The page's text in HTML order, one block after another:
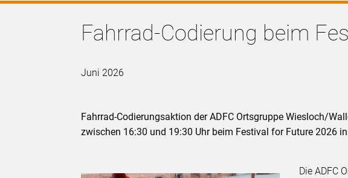
Fahrrad-Codierung beim
Juni 2026
Fahrrad-Codierungsaktion der ADFC Ortsgruppe Wiesloch/
zwischen 16:30 und 19:30 Uhr beim Festival for Future 2026
Die ADFC